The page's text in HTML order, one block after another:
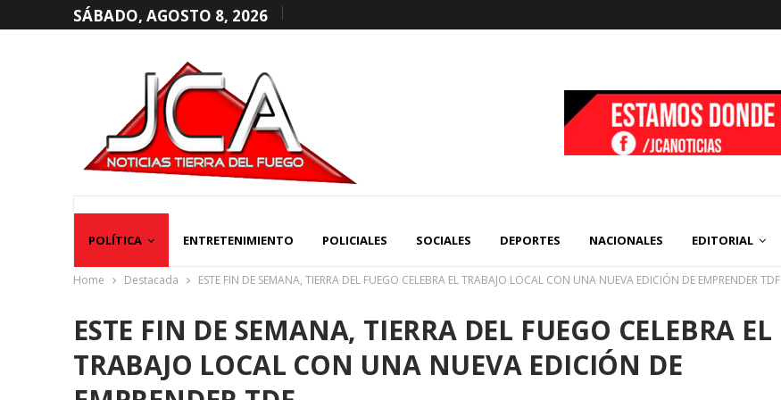
SÁBADO, AGOSTO 8, 2026
POLÍTICA ENTRETENIMIENTO POLICIALES SOCIALES DEPORTES NACIONALES EDITORIAL
Home Destacada ESTE FIN DE SEMANA, TIERRA DEL FUEGO CELEBRA EL TRABAJO LOCAL CON UNA NUEVA EDICIÓN DE EMPRENDER TDF
ESTE FIN DE SEMANA, TIERRA DEL FUEGO CELEBRA EL
TRABAJO LOCAL CON UNA NUEVA EDICIÓN DE